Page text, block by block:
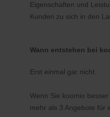
Eigenschaften und
Kunden zu sich in den
Wann entstehen bei
Erst einmal gar nicht.
Wenn Sie koomio
mehr als 3 Angebote für